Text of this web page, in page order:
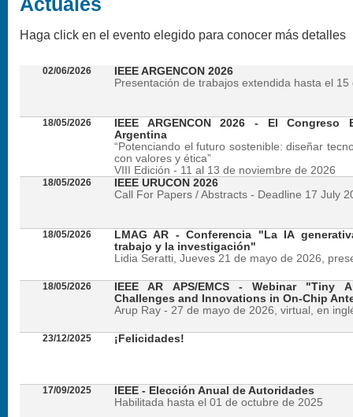
Actuales
Haga click en el evento elegido para conocer más detalles
02/06/2026
IEEE ARGENCON 2026
Presentación de trabajos extendida hasta el 15
18/05/2026
IEEE ARGENCON 2026 - El
Argentina
“Potenciando el futuro sostenible: diseñar
con valores y ética”
VIII Edición - 11 al 13 de noviembre de 2026
18/05/2026
IEEE URUCON 2026
Call For Papers / Abstracts - Deadline 17 July
18/05/2026
LMAG AR - Conferencia "La IA
trabajo y la investigación"
Lidia Seratti, Jueves 21 de mayo de 2026,
18/05/2026
IEEE AR APS/EMCS - Webinar "Tiny
Challenges and Innovations in On-Chip
Arup Ray - 27 de mayo de 2026, virtual, en
23/12/2025 ¡Felicidades!
17/09/2025
IEEE - Elección Anual de Autoridades
Habilitada hasta el 01 de octubre de 2025